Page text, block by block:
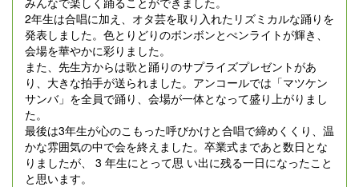
2年生は合唱に加え、オタ芸を取り入れたリズミカルな踊りを
発表しました。色とりどりのボンボンとぺンライトが輝き、
会場を華やかに彩りました。
また、先生方からは歌と踊りのサプライズプレゼントがあ
り、大きな拍手が送られました。アンコールでは「マツケン
サンバ」を全員で踊り、会場が一体となって盛り上がりまし
た。
最後は3年生が心のこもった呼びかけと合唱で締めくくり、温
かな雰囲気の中で会を終えました。卒業式まであと数日とな
りましたが、 3 年生にとって思 い出に残る一日になったこと
と思います。